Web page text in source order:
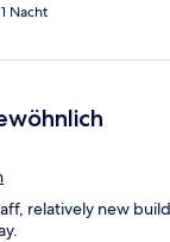
Nacht
relatively new